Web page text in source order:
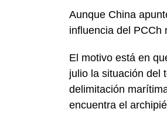
Aunque China
influencia del PCCh
El motivo está en
julio la situación del
delimitación
encuentra el